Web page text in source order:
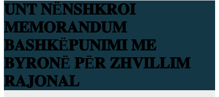
𝐔𝐍𝐓 𝐍Ë𝐍𝐒𝐇𝐊𝐑𝐎𝐈
𝐌𝐄𝐌𝐎𝐑𝐀𝐍𝐃𝐔𝐌
𝐁𝐀𝐒𝐇𝐊Ë𝐏𝐔𝐍𝐈𝐌𝐈 𝐌𝐄
𝐁𝐘𝐑𝐎𝐍Ë 𝐏Ë𝐑 𝐙𝐇𝐕𝐈𝐋𝐋𝐈𝐌
𝐑𝐀𝐉𝐎𝐍𝐀𝐋